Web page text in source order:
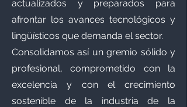
actualizados y preparados para
afrontar los avances tecnológicos y
lingüísticos que demanda el sector.
Consolidamos así un gremio sólido y
profesional, comprometido con la
excelencia y con el crecimiento
sostenible de la industria de la